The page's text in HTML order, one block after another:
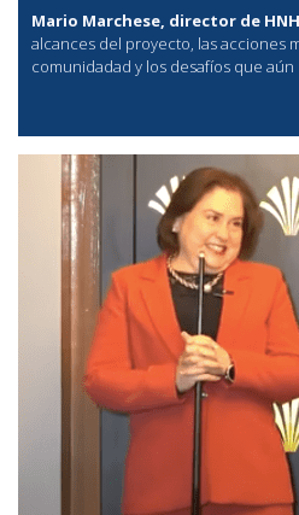
Mario Marchese, director de HNH
alcances del proyecto, las acciones
comunidadad y los desafíos que